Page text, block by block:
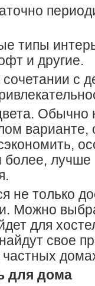
типы
и другие.
с
Обычно
варианте,
более, лучше
не только
Можно
для
свое
для дома